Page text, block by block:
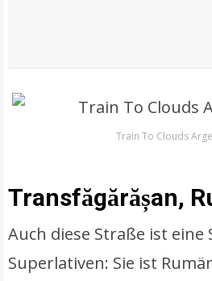
Train To Clouds
Transfăgărășan,
Auch diese Straße ist
Superlativen: Sie ist